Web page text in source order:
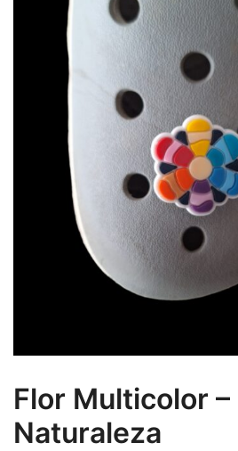
Flor Multicolor –
Naturaleza